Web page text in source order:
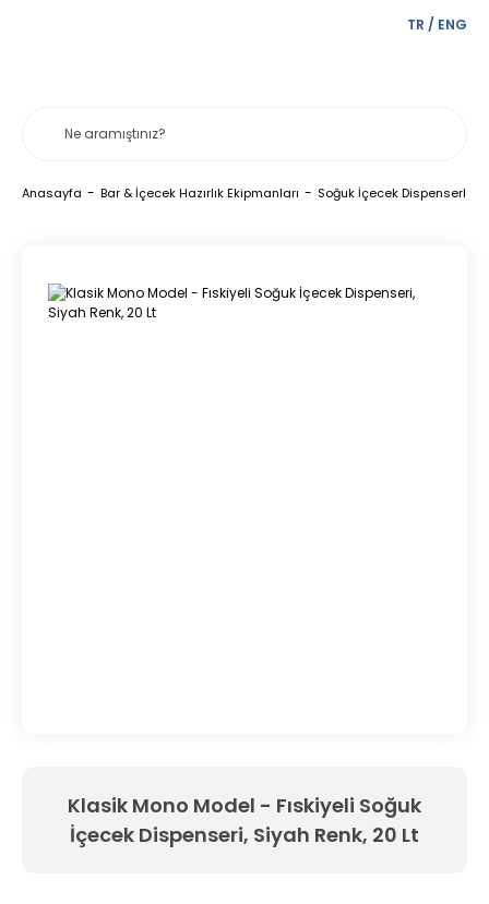
TR / ENG
Anasayfa Bar & İçecek Hazırlık Ekipmanları Soğuk İçecek Dispenserleri
Klasik Mono Model - Fıskiyeli Soğuk
İçecek Dispenseri, Siyah Renk, 20 Lt